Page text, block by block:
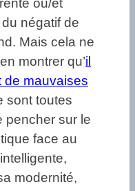
ou/et
négatif de
Mais cela ne
montrer qu’il
de mauvaises
sont toutes
pencher sur le
face au
modernité,